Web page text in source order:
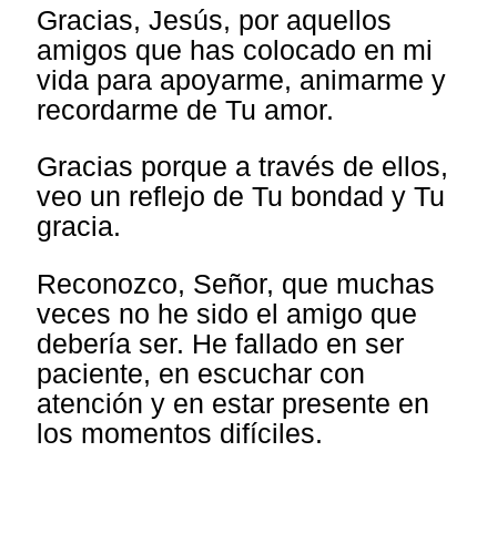
Gracias, Jesús, por aquellos
amigos que has colocado en mi
vida para apoyarme, animarme y
recordarme de Tu amor.
Gracias porque a través de ellos,
veo un reflejo de Tu bondad y Tu
gracia.
Reconozco, Señor, que muchas
veces no he sido el amigo que
debería ser. He fallado en ser
paciente, en escuchar con
atención y en estar presente en
los momentos difíciles.